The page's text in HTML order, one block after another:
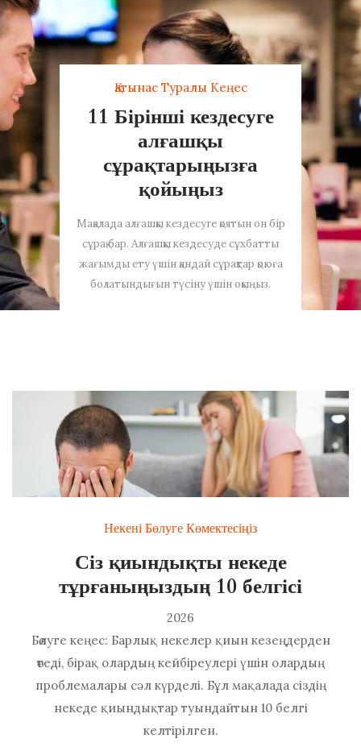
Қатынас Туралы Кеңес
11 Бірінші кездесуге
алғашқы
сұрақтарыңызға
қойыңыз
Мақалада алғашқы кездесуге қоятын он бір
сұрақ бар. Алғашқы кездесуде сұхбатты
жағымды ету үшін қандай сұрақтар қоюға
болатындығын түсіну үшін оқыңыз.
Некені Бөлуге Көмектесіңіз
Сіз қиындықты некеде
тұрғаныңыздың 10 белгісі
2026
Бөлуге кеңес: Барлық некелер қиын кезеңдерден
өтеді, бірақ олардың кейбіреулері үшін олардың
проблемалары сәл күрделі. Бұл мақалада сіздің
некеде қиындықтар туындайтын 10 белгі
келтірілген.